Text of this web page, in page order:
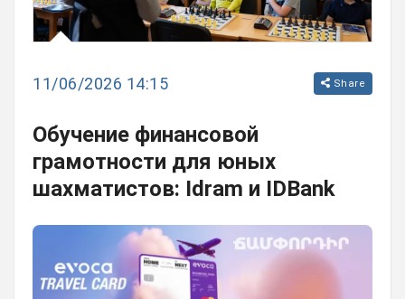
11/06/2026 14:15 Share
Обучение финансовой
грамотности для юных
шахматистов: Idram и IDBank